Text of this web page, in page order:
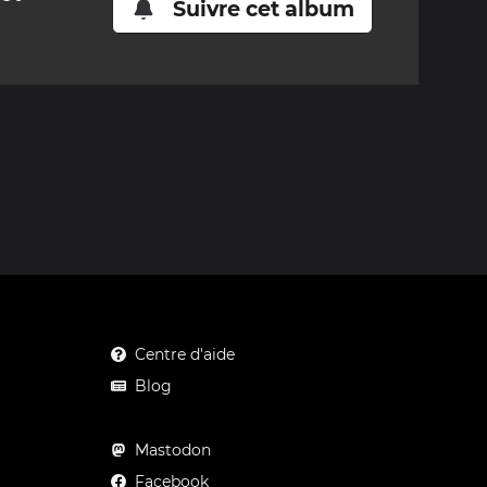
Suivre cet album
Centre d'aide
Blog
Mastodon
Facebook